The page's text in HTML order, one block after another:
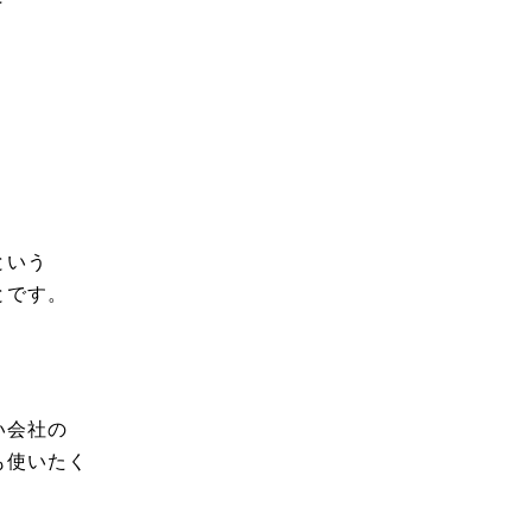
う
す。
会社の
いたく